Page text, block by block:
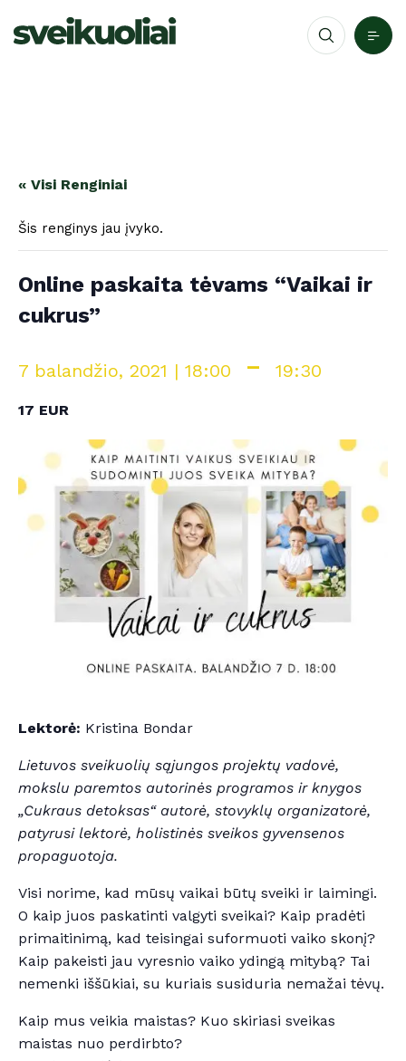
« Visi Renginiai
Šis renginys jau įvyko.
Online paskaita tėvams “Vaikai ir
cukrus”
7 balandžio, 2021 | 18:00 - 19:30
17 EUR
Lektorė: Kristina Bondar
Lietuvos sveikuolių sąjungos projektų vadovė,
mokslu paremtos autorinės programos ir knygos
„Cukraus detoksas“ autorė, stovyklų organizatorė,
patyrusi lektorė, holistinės sveikos gyvensenos
propaguotoja.
Visi norime, kad mūsų vaikai būtų sveiki ir laimingi.
O kaip juos paskatinti valgyti sveikai? Kaip pradėti
primaitinimą, kad teisingai suformuoti vaiko skonį?
Kaip pakeisti jau vyresnio vaiko ydingą mitybą? Tai
nemenki iššūkiai, su kuriais susiduria nemažai tėvų.
Kaip mus veikia maistas? Kuo skiriasi sveikas
maistas nuo perdirbto?